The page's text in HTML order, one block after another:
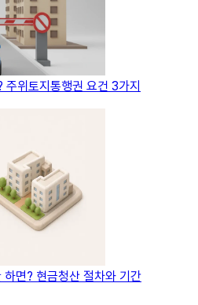
주위토지통행권 요건 3가지
면? 현금청산 절차와 기간